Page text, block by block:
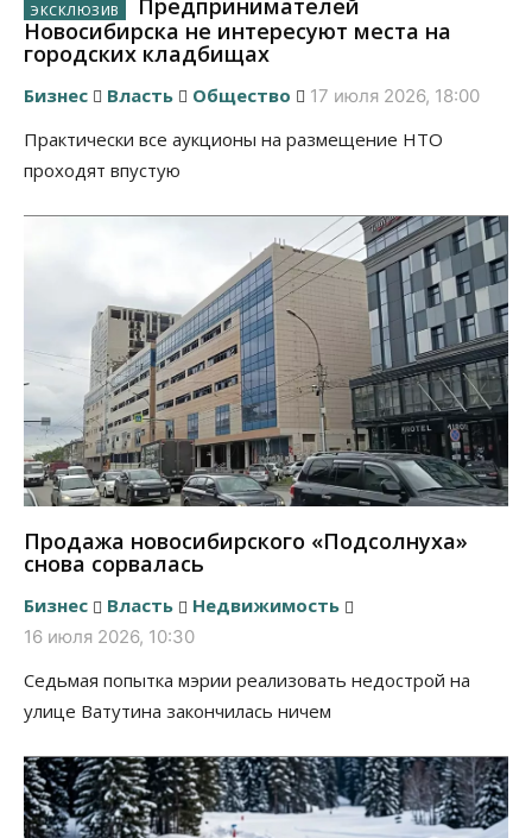
Предпринимателей
Новосибирска не интересуют места на
городских кладбищах
Бизнес Власть Общество 17 июля 2026, 18:00
Практически все аукционы на размещение НТО
проходят впустую
Продажа новосибирского «Подсолнуха»
снова сорвалась
Бизнес Власть Недвижимость
16 июля 2026, 10:30
Седьмая попытка мэрии реализовать недострой на
улице Ватутина закончилась ничем